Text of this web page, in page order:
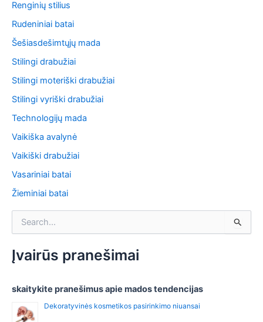
Renginių stilius
Rudeniniai batai
Šešiasdešimtųjų mada
Stilingi drabužiai
Stilingi moteriški drabužiai
Stilingi vyriški drabužiai
Technologijų mada
Vaikiška avalynė
Vaikiški drabužiai
Vasariniai batai
Žieminiai batai
r
c
f
Įvairūs pranešimai
skaitykite pranešimus apie mados tendencijas
Dekoratyvinės kosmetikos pasirinkimo niuansai